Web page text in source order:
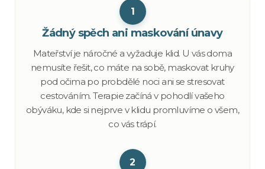
1
Žádný spěch ani maskování únavy
Mateřství je náročné a vyžaduje klid. U vás doma
nemusíte řešit, co máte na sobě, maskovat kruhy
pod očima po probdělé noci ani se stresovat
cestováním. Terapie začíná v pohodlí vašeho
obýváku, kde si nejprve v klidu promluvíme o všem,
co vás trápí.
2